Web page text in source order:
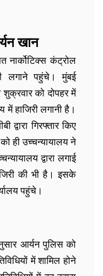
खान
नार्कोटिक्स कंट्रोल
लगाने पहुंचे। मुंबई
को दोपहर में
हाजिरी लगानी है।
गिरफ्तार किए
ही उच्चन्यायालय ने
द्वारा लगाई
की भी है। इसके
पहुंचे।
आर्यन पुलिस को
में शामिल होने